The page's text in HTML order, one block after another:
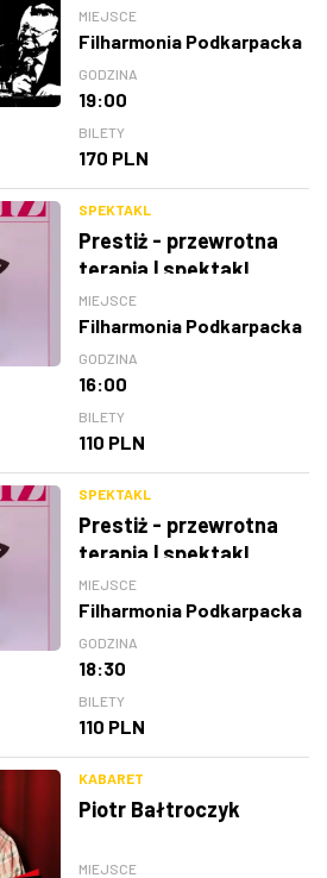
MIEJSCE
Filharmonia Podkarpacka
GODZINA
19:00
BILETY
170 PLN
SPEKTAKL
Prestiż - przewrotna
terapia | spektakl
MIEJSCE
Filharmonia Podkarpacka
GODZINA
16:00
BILETY
110 PLN
SPEKTAKL
Prestiż - przewrotna
terapia | spektakl
MIEJSCE
Filharmonia Podkarpacka
GODZINA
18:30
BILETY
110 PLN
KABARET
Piotr Bałtroczyk
MIEJSCE